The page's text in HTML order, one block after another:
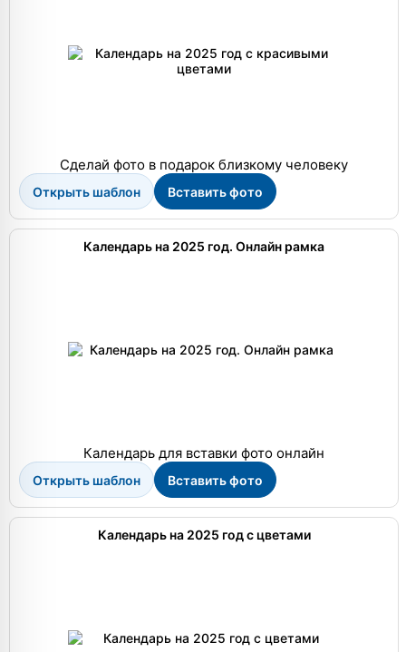
Сделай фото в подарок близкому человеку
Открыть шаблон Вставить фото
Календарь на 2025 год. Онлайн рамка
Календарь для вставки фото онлайн
Открыть шаблон Вставить фото
Календарь на 2025 год с цветами